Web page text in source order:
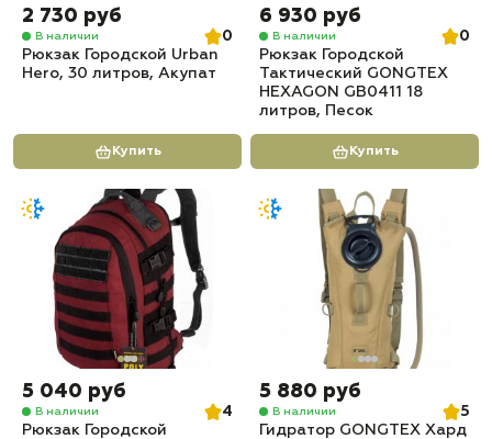
2 730 руб
В наличии
0
Рюкзак Городской Urban
Hero, 30 литров, Акупат
Купить
6 930 руб
В наличии
0
Рюкзак Городской
Тактический GONGTEX
HEXAGON GB0411 18
литров, Песок
Купить
5 040 руб
В наличии
4
Рюкзак Городской
5 880 руб
В наличии
5
Гидратор GONGTEX Хард